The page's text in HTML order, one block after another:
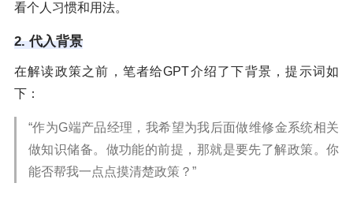
看个人习惯和用法。
2. 代入背景
在解读政策之前，笔者给GPT介绍了下背景，提示词如
下：
“作为G端产品经理，我希望为我后面做维修金系统相关
做知识储备。做功能的前提，那就是要先了解政策。你
能否帮我一点点摸清楚政策？”